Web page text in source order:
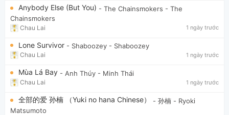
Anybody Else (But You) - The Chainsmokers - The
Chainsmokers
Chau Lai 1 ngày trước
Lone Survivor - Shaboozey - Shaboozey
Chau Lai 1 ngày trước
Mùa Lá Bay - Anh Thúy - Minh Thái
Chau Lai 1 ngày trước
全部的爱 孙楠 （Yuki no hana Chinese） - 孙楠 - Ryoki
Matsumoto